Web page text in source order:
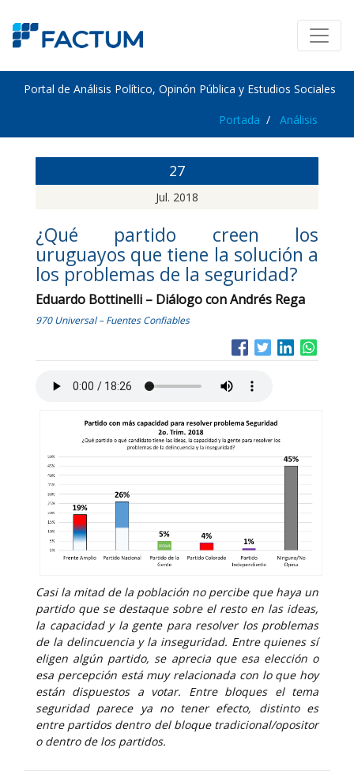
Portal de Análisis Político, Opinón Pública y Estudios Sociales
Portada Análisis
27
Jul. 2018
¿Qué partido creen los
uruguayos que tiene la solución a
los problemas de la seguridad?
Eduardo Bottinelli – Diálogo con Andrés Rega
970 Universal – Fuentes Confiables
Casi la mitad de la población no percibe que haya un
partido que se destaque sobre el resto en las ideas,
la capacidad y la gente para resolver los problemas
de la delincuencia y la inseguridad. Entre quienes sí
eligen algún partido, se aprecia que esa elección o
esa percepción está muy relacionada con lo que hoy
están dispuestos a votar. Entre bloques el tema
seguridad parece ya no tener efecto, distinto es
entre partidos dentro del bloque tradicional/opositor
o dentro de los partidos.